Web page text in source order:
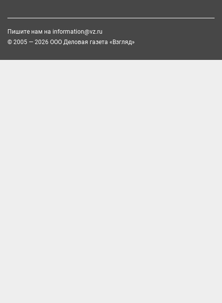
Пишите нам на information@vz.ru
© 2005 — 2026 ООО Деловая газета «Взгляд»